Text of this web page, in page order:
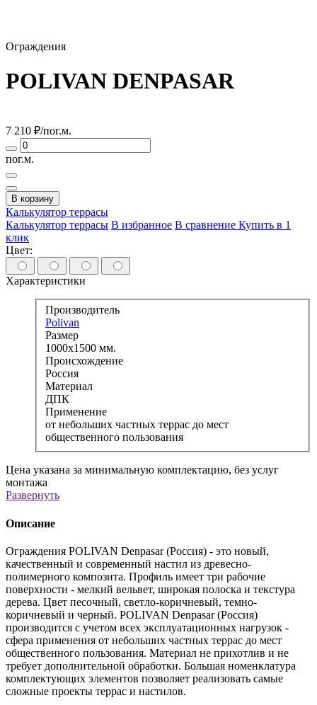
Ограждения
POLIVAN DENPASAR
7 210 ₽/пог.м.
пог.м.
В корзину
Калькулятор террасы
Калькулятор террасы В избранное В сравнение Купить в 1
клик
Цвет:
Характеристики
Производитель
Polivan
Размер
1000х1500 мм.
Происхождение
Россия
Материал
ДПК
Применение
от небольших частных террас до мест
общественного пользования
Цена указана за минимальную комплектацию, без услуг
монтажа
Развернуть
Описание
Ограждения POLIVAN Denpasar (Россия) - это новый,
качественный и современный настил из древесно-
полимерного композита. Профиль имеет три рабочие
поверхности - мелкий вельвет, широкая полоска и текстура
дерева. Цвет песочный, светло-коричневый, темно-
коричневый и черный. POLIVAN Denpasar (Россия)
производится с учетом всех эксплуатационных нагрузок -
сфера применения от небольших частных террас до мест
общественного пользования. Материал не прихотлив и не
требует дополнительной обработки. Большая номенклатура
комплектующих элементов позволяет реализовать самые
сложные проекты террас и настилов.